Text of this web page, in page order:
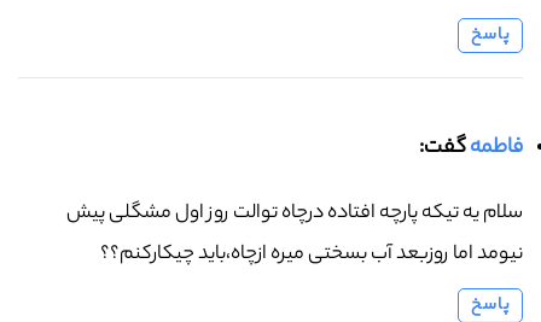
پاسخ
فاطمهگفت:
سلام یه تیکه پارچه افتاده درچاه توالت روز اول مشگلی پیش
نیومد اما روزبعد آب بسختی میره ازچاه،باید چیکارکنم؟؟
پاسخ